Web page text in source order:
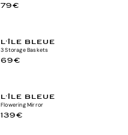
79€
L'ÎLE BLEUE
3 Storage Baskets
69€
L'ÎLE BLEUE
Flowering Mirror
139€